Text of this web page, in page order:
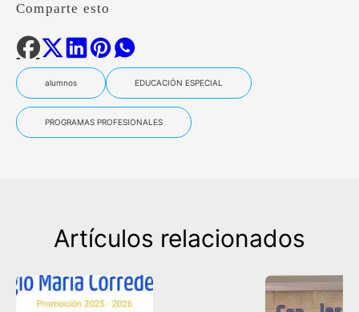
Comparte esto
alumnos EDUCACIÓN ESPECIAL
PROGRAMAS PROFESIONALES
Artículos relacionados